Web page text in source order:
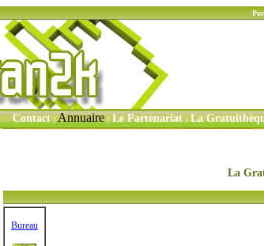
Contact |Annuaire| Le Partenariat | La
La
Bureau